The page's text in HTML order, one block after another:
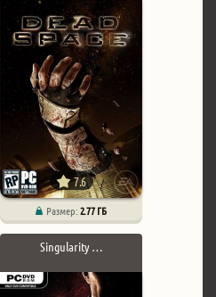
7.6
Размер:2.77 ГБ
Singularity …